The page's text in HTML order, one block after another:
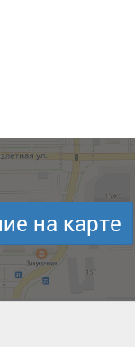
на карте